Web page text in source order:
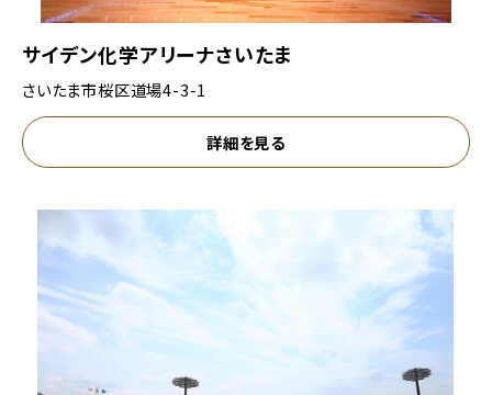
サイデン化学アリーナさいたま
さいたま市桜区道場4-3-1
詳細を見る